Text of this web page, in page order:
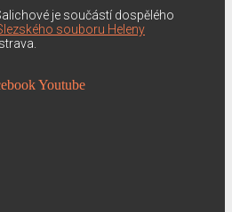
je součástí dospělého
souboru Heleny
Youtube